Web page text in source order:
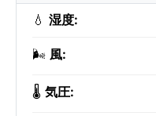
💧 湿度:
🌬️ 風:
🌡️ 気圧: